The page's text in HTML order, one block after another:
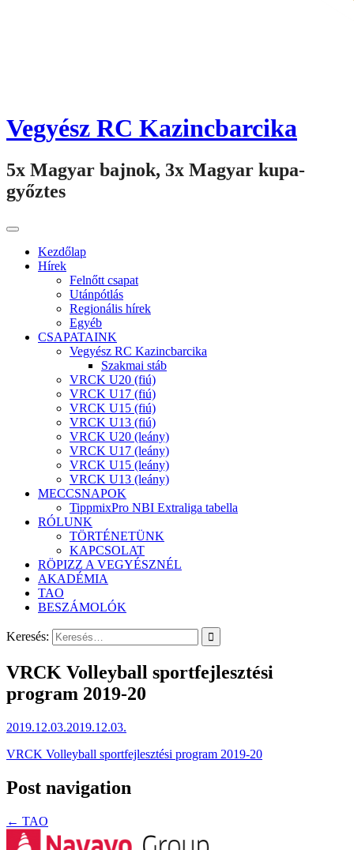
Vegyész RC Kazincbarcika
5x Magyar bajnok, 3x Magyar kupa-
győztes
Kezdőlap
Hírek
Felnőtt csapat
Utánpótlás
Regionális hírek
Egyéb
CSAPATAINK
Vegyész RC Kazincbarcika
Szakmai stáb
VRCK U20 (fiú)
VRCK U17 (fiú)
VRCK U15 (fiú)
VRCK U13 (fiú)
VRCK U20 (leány)
VRCK U17 (leány)
VRCK U15 (leány)
VRCK U13 (leány)
MECCSNAPOK
TippmixPro NBI Extraliga tabella
RÓLUNK
TÖRTÉNETÜNK
KAPCSOLAT
RÖPIZZ A VEGYÉSZNÉL
AKADÉMIA
TAO
BESZÁMOLÓK
Keresés:
VRCK Volleyball sportfejlesztési
program 2019-20
2019.12.03.2019.12.03.
VRCK Volleyball sportfejlesztési program 2019-20
Post navigation
← TAO